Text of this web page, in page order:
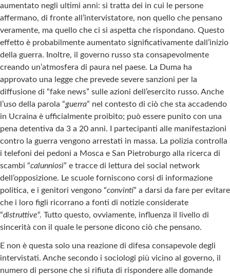
aumentato negli ultimi anni: si tratta dei in cui le persone
affermano, di fronte all’intervistatore, non quello che pensano
veramente, ma quello che ci si aspetta che rispondano. Questo
effetto è probabilmente aumentato significativamente dall’inizio
della guerra. Inoltre, il governo russo sta consapevolmente
creando un’atmosfera di paura nel paese. La Duma ha
approvato una legge che prevede severe sanzioni per la
diffusione di “fake news” sulle azioni dell’esercito russo. Anche
l’uso della parola “guerra” nel contesto di ciò che sta accadendo
in Ucraina è ufficialmente proibito; può essere punito con una
pena detentiva da 3 a 20 anni. I partecipanti alle manifestazioni
contro la guerra vengono arrestati in massa. La polizia controlla
i telefoni dei pedoni a Mosca e San Pietroburgo alla ricerca di
scambi “calunniosi” e tracce di lettura dei social network
dell’opposizione. Le scuole forniscono corsi di informazione
politica, e i genitori vengono “convinti” a darsi da fare per evitare
che i loro figli ricorrano a fonti di notizie considerate
“distruttive“. Tutto questo, ovviamente, influenza il livello di
sincerità con il quale le persone dicono ciò che pensano.
E non è questa solo una reazione di difesa consapevole degli
intervistati. Anche secondo i sociologi più vicino al governo, il
numero di persone che si rifiuta di rispondere alle domande